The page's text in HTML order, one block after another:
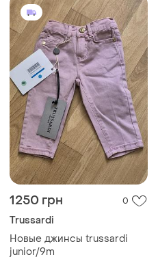
1250 грн 0
Trussardi
Новые джинсы trussardi
junior/9m